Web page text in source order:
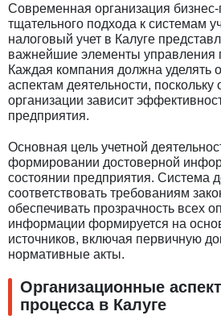
Современная организация бизнес-
тщательного подхода к системам
налоговый учет в Калуге
важнейшие элементы управления
Каждая компания должна уделять
аспектам деятельности, поскольку
организации зависит
предприятия.
Основная цель учетной
формировании достоверной
состоянии предприятия. Система
соответствовать требованиям
обеспечивать прозрачность всех
информации формируется на
источников, включая первичную
нормативные акты.
Организационные
процесса в Калуге